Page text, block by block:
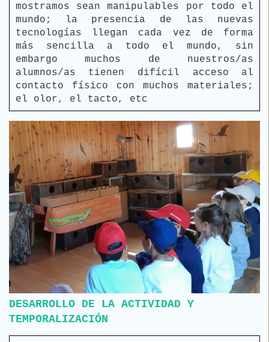
mostramos sean manipulables por todo el
mundo; la presencia de las nuevas
tecnologías llegan cada vez de forma
más sencilla a todo el mundo, sin
embargo muchos de nuestros/as
alumnos/as tienen difícil acceso al
contacto físico con muchos materiales;
el olor, el tacto, etc
DESARROLLO DE LA ACTIVIDAD Y
TEMPORALIZACIÓN